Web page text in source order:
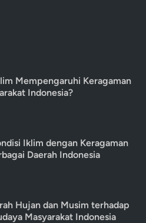
Mempengaruhi Keragaman
Indonesia?
Iklim dengan Keragaman
Daerah Indonesia
Hujan dan Musim terhadap
Masyarakat Indonesia